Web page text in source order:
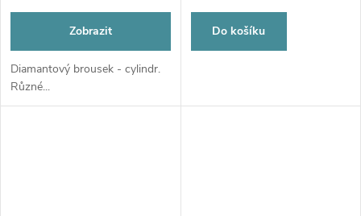
Zobrazit
Diamantový brousek - cylindr.
Různé...
Do košíku